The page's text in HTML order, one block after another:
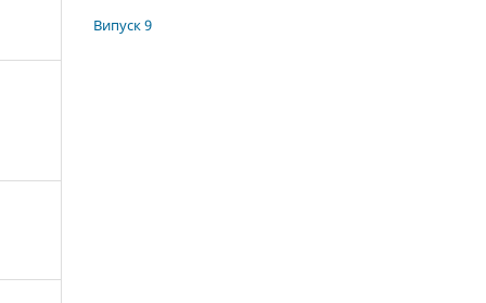
Випуск 9